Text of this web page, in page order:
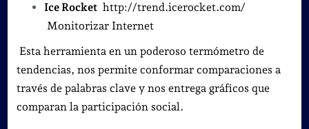
Ice Rockethttp://trend.icerocket.com/
Monitorizar Internet
Esta herramienta en un poderoso termómetro de
tendencias, nos permite conformar comparaciones a
través de palabras clave y nos entrega gráficos que
comparan la participación social.